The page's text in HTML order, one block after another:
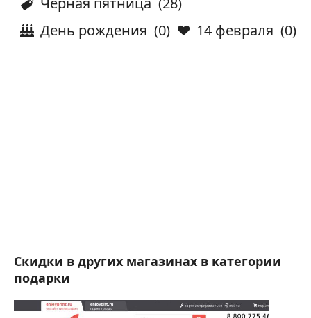
День рождения (0) 14 февраля (0)
Скидки в других магазинах в категории
подарки